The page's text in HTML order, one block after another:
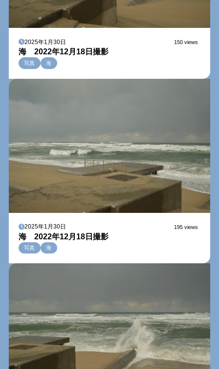
2025年1月30日 150 views
海 2022年12月18日撮影
写真 海
2025年1月30日 195 views
海 2022年12月18日撮影
写真 海